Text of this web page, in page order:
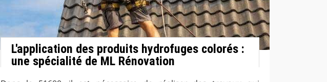
L'application des produits hydrofuges colorés :
une spécialité de ML Rénovation